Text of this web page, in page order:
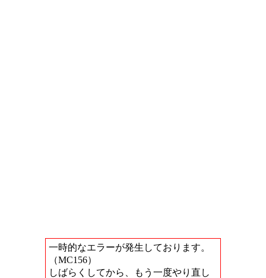
一時的なエラーが発生しております。
（MC156）
しばらくしてから、もう一度やり直し